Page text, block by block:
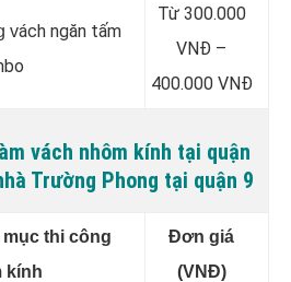
vách ngăn tấm
Từ 300.000
VNĐ –
400.000 VNĐ
vách nhôm kính tại quận
Trường Phong tại quận 9
thi công
kính
Đơn giá
(VNĐ)